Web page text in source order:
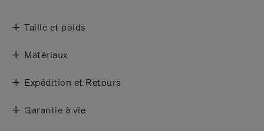
Taille et poids
Matériaux
Expédition et Retours
Garantie à vie